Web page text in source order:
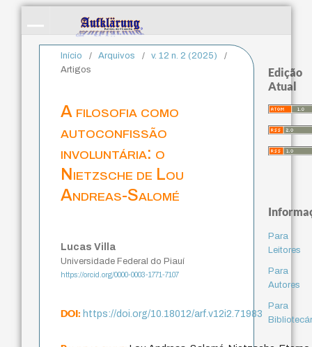
Início / Arquivos / v. 12 n. 2 (2025)
/
Artigos
A filosofia como
autoconfissão
involuntária: o
Nietzsche de Lou
Andreas-Salomé
Lucas Villa
Universidade Federal do Piauí
https://orcid.org/0000-0003-1771-7107
DOI:https://doi.org/10.18012/arf.v12i2.71983
Edição
Atual
Para
Leitores
Para
Autores
Para